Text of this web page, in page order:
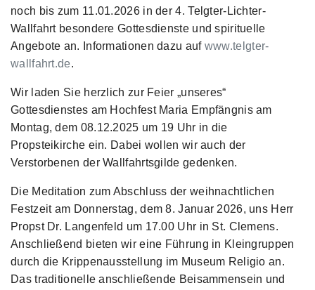
noch bis zum 11.01.2026 in der 4. Telgter-Lichter-
Wallfahrt besondere Gottesdienste und spirituelle
Angebote an. Informationen dazu auf www.telgter-
wallfahrt.de.
Wir laden Sie herzlich zur Feier „unseres“
Gottesdienstes am Hochfest Maria Empfängnis am
Montag, dem 08.12.2025 um 19 Uhr in die
Propsteikirche ein. Dabei wollen wir auch der
Verstorbenen der Wallfahrtsgilde gedenken.
Die Meditation zum Abschluss der weihnachtlichen
Festzeit am Donnerstag, dem 8. Januar 2026, uns Herr
Propst Dr. Langenfeld um 17.00 Uhr in St. Clemens.
Anschließend bieten wir eine Führung in Kleingruppen
durch die Krippenausstellung im Museum Religio an.
Das traditionelle anschließende Beisammensein und